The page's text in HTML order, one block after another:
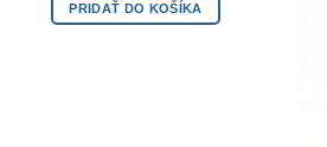
PRIDAŤ DO KOŠÍKA